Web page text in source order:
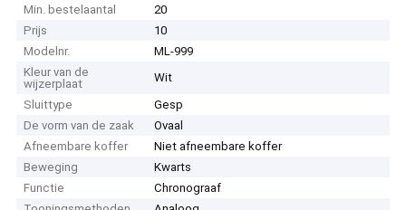
Min. bestelaantal
20
Prijs
10
Modelnr.
ML-999
Kleur van de
wijzerplaat
Wit
Sluittype
Gesp
De vorm van de zaak
Ovaal
Afneembare koffer
Niet afneembare koffer
Beweging
Kwarts
Functie
Chronograaf